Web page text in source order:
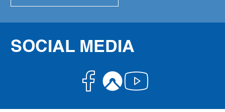
SOCIAL MEDIA
Facebook
Komoot
Youtube